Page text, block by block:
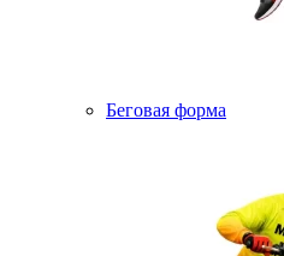
Беговая форма